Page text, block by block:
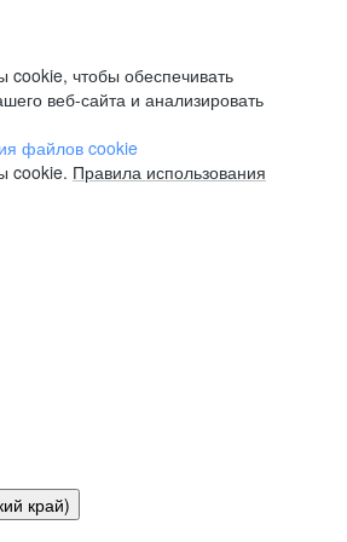
чтобы обеспечивать
веб-сайта и анализировать
файлов cookie
cookie. Правила использования
край)